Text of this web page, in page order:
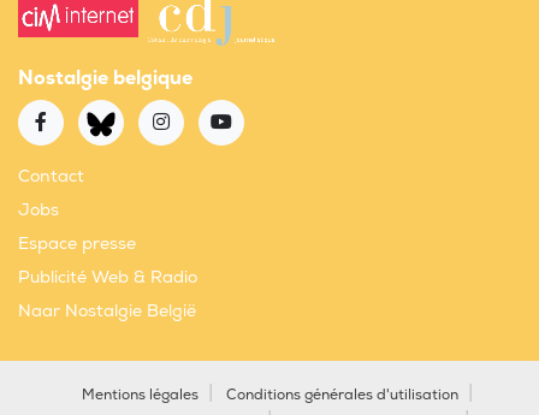
Nostalgie belgique
Contact
Jobs
Espace presse
Publicité Web & Radio
Naar Nostalgie België
Mentions légales
Conditions générales d'utilisation